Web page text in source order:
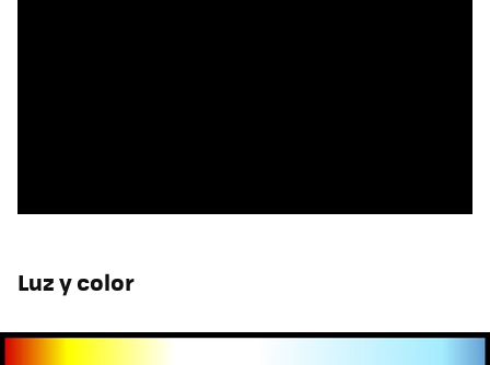
Luz y color